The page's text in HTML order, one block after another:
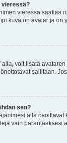
vieressä?
vieressä saattaa
kuva on avatar ja
alla, voit lisätä
sallitaan.
sen?
alla
vain parantaaksesi